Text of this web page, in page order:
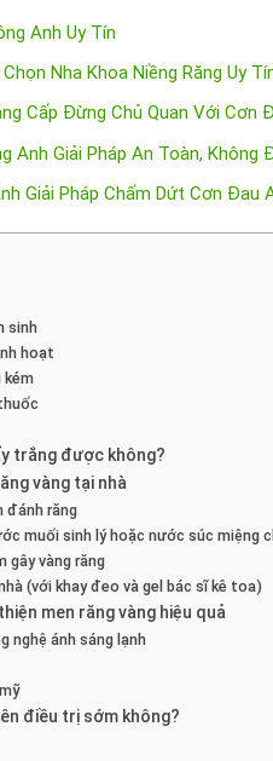
Anh Uy Tín
Chọn Nha Khoa Niềng Răng Uy
Cấp Đừng Chủ Quan Với Cơn
Anh Giải Pháp An Toàn, Không
Giải Pháp Chấm Dứt Cơn Đau
sinh
hoạt
kém
trắng được không?
vàng tại nhà
đánh răng
muối sinh lý hoặc nước súc miệng
gây vàng răng
(với khay đeo và gel bác sĩ kê toa)
men răng vàng hiệu quả
nghệ ánh sáng lạnh
điều trị sớm không?